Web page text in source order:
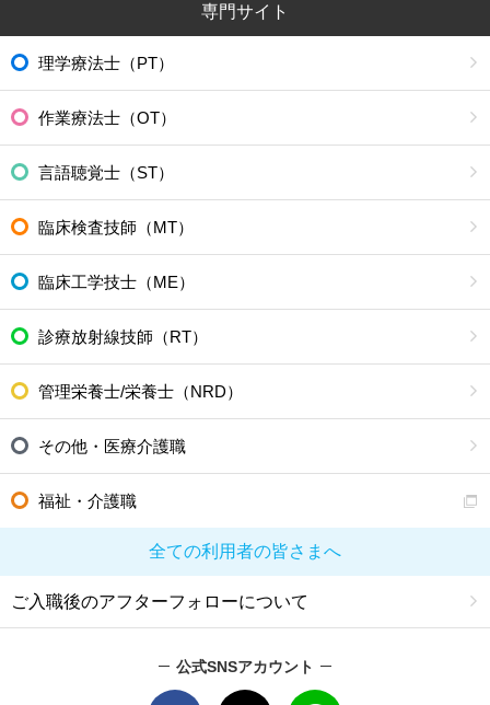
専門サイト
理学療法士（PT）
作業療法士（OT）
言語聴覚士（ST）
臨床検査技師（MT）
臨床工学技士（ME）
診療放射線技師（RT）
管理栄養士/栄養士（NRD）
その他・医療介護職
福祉・介護職
全ての利用者の皆さまへ
ご入職後のアフターフォローについて
公式SNSアカウント